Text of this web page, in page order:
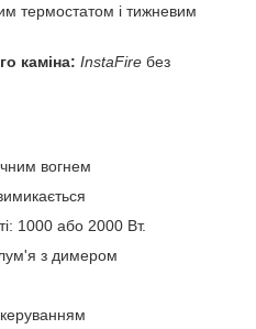
термостатом і тижневим
каміна: InstaFire без
вогнем
1000 або 2000 Вт.
з димером